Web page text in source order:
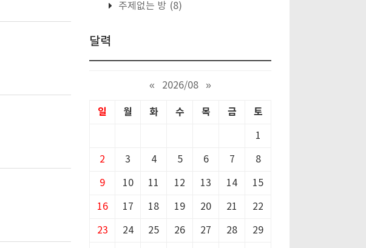
주제없는 방 (8)
달력
« 2026/08 »
일 월 화 수 목 금 토
1
2 3 4 5 6 7 8
9 10 11 12 13 14 15
16 17 18 19 20 21 22
23 24 25 26 27 28 29